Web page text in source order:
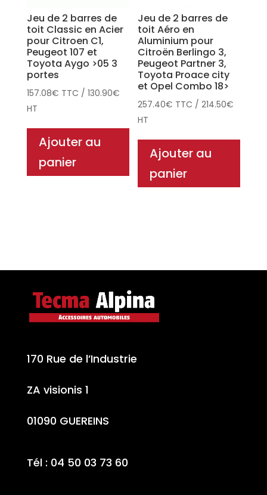
Jeu de 2 barres de
toit Classic en Acier
pour Citroen C1,
Peugeot 107 et
Toyota Aygo >05 3
portes
157.08€ TTC / 130.90€
HT
Ajouter au
panier
Jeu de 2 barres de
toit Aéro en
Aluminium pour
Citroën Berlingo 3,
Peugeot Partner 3,
Toyota Proace city
et Opel Combo 18>
257.40€ TTC /214.50€
HT
Ajouter au
panier
170 Rue de l’Industrie
ZA visionis 1
01090 GUEREINS
Tél : 04 50 03 73 60